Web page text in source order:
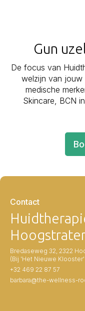
Gun
De focus van
welzijn van jouw
medische
Skincare, BCN
Contact
Bredaseweg 32, 2322
(Bij 'Het Nieuwe Klooster'
+32 469 22 87 57
barbara@the-wellness-